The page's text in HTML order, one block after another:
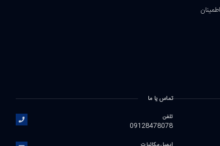
تماس یا ما
تلفن
09128478078